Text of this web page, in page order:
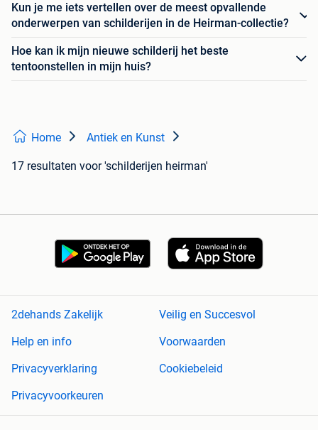
Kun je me iets vertellen over de meest opvallende
onderwerpen van schilderijen in de Heirman-collectie?
Hoe kan ik mijn nieuwe schilderij het beste
tentoonstellen in mijn huis?
Home Antiek en Kunst
17 resultaten voor 'schilderijen heirman'
2dehands Zakelijk
Veilig en Succesvol
Help en info
Voorwaarden
Privacyverklaring
Cookiebeleid
Privacyvoorkeuren